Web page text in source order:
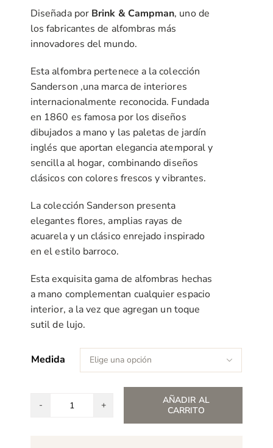
685,00 €
hasta
Diseñada por Brink & Campman, uno de
los fabricantes de alfombras más
innovadores del mundo.
Esta alfombra pertenece a la colección
Sanderson ,una marca de interiores
internacionalmente reconocida. Fundada
en 1860 es famosa por los diseños
dibujados a mano y las paletas de jardín
inglés que aportan elegancia atemporal y
sencilla al hogar, combinando diseños
clásicos con colores frescos y vibrantes.
La colección Sanderson presenta
elegantes flores, amplias rayas de
acuarela y un clásico enrejado inspirado
en el estilo barroco.
Esta exquisita gama de alfombras hechas
a mano complementan cualquier espacio
interior, a la vez que agregan un toque
sutil de lujo.
Medida 
Alfombra
AÑADIR AL
CARRITO